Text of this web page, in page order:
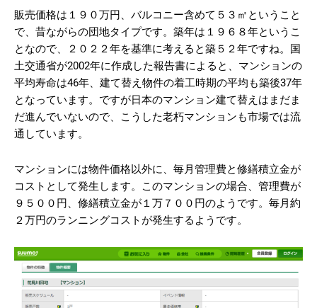
販売価格は１９０万円、バルコニー含めて５３㎡ということ
で、昔ながらの団地タイプです。築年は１９６８年というこ
となので、２０２２年を基準に考えると築５２年ですね。国
土交通省が2002年に作成した報告書によると、マンションの
平均寿命は46年、建て替え物件の着工時期の平均も築後37年
となっています。ですが日本のマンション建て替えはまだま
だ進んでいないので、こうした老朽マンションも市場では流
通しています。
マンションには物件価格以外に、毎月管理費と修繕積立金が
コストとして発生します。このマンションの場合、管理費が
９５００円、修繕積立金が１万７００円のようです。毎月約
２万円のランニングコストが発生するようです。